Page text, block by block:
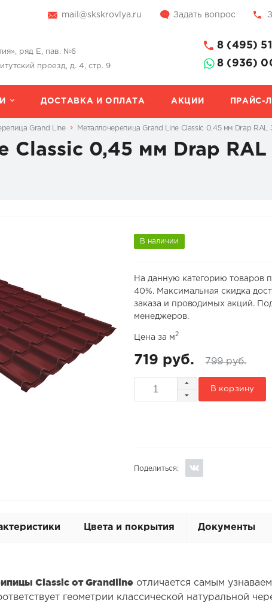
mail@skskrovlya.ru Задать вопрос
ряд Е, пав. №6
проезд, д. 4, стр. 9
8 (495)
8 (936)
ДОСТАВКА И ОПЛАТА АКЦИИ ПРАЙС-
Grand Line Металлочерепица Grand Line Classic 0,45 мм Drap
Classic 0,45 мм Drap
В наличии
На данную категорию товаров
40%. Максимальная скидка
заказа и проводимых акций.
менеджеров.
Цена за м2
719 руб. 799 руб.
В корзину
Поделиться:
Цвета и покрытия Документы
Classic от Grandline отличается самым
геометрии классической натуральной